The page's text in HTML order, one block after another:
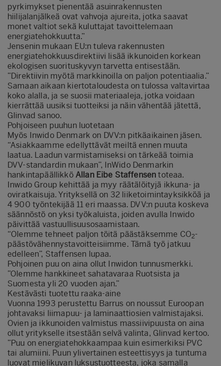
pyrkimykset pienentää asuinrakennusten
hiilijalanjälkeä ovat vahvoja ajureita, jotka saavat
monet valtiot sekä kuluttajat tavoittelemaan
energiatehokkuutta.”
Jensenin mukaan EU:n tuleva rakennusten
energiatehokkuusdirektiivi lisää ikkunoiden korkean
ekologisen suorituskyvyn tarvetta entisestään.
”Direktiivin myötä markkinoilla on paljon potentiaalia.”
Samaan aikaan kiertotaloudesta on tulossa valtavirtaa
koko alalla, ja se suosii materiaaleja, jotka voidaan
kierrättää uusiksi tuotteiksi ja näin vähentää jätettä,
Glinvad sanoo.
Pohjoiseen puuhun luotetaan
Myös Inwido Denmark on DVV:n pitkäaikainen jäsen.
“Asiakkaamme edellyttävät meiltä ennen muuta
laatua. Laadun varmistamiseksi on tärkeää toimia
DVV-standardin mukaan”, InWido Denmarkin
hankintapäällikkö Allan Eibe Staffensen toteaa.
Inwido Group kehittää ja myy räätälöityjä ikkuna- ja
oviratkaisuja. Yrityksellä on 32 liiketoimintayksikköä ja
4 900 työntekijää 11 eri maassa. DVV:n puuta koskeva
säännöstö on yksi työkaluista, joiden avulla Inwido
päivittää vastuullisuusosaamistaan.
“Olemme tehneet paljon töitä päästäksemme CO2-
päästövähennystavoitteisiimme. Tämä työ jatkuu
edelleen”, Staffensen lupaa.
Pohjoinen puu on aina ollut Inwidon tunnusmerkki.
”Olemme hankkineet sahatavaraa Ruotsista ja
Suomesta yli 20 vuoden ajan.”
Kestävästi tuotettu raaka-aine
Vuonna 1993 perustettu Barrus on noussut Euroopan
johtavaksi liimapuu- ja laminaattiosien valmistajaksi.
Ovien ja ikkunoiden valmistus massiivipuusta on aina
ollut yritykselle itsestään selvä valinta, Glinvad kertoo.
”Puu on energiatehokkaampaa kuin esimerkiksi PVC
tai alumiini. Puun ylivertainen esteettisyys ja tuntuma
luovat mielikuvan luksustuotteesta, joka samalla